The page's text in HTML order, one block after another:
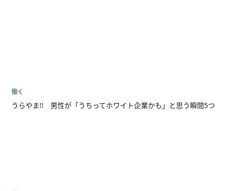
働く
うらやま!! 男性が「うちってホワイト企業かも」と思う瞬間5つ